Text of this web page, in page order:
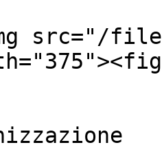
src="/files/